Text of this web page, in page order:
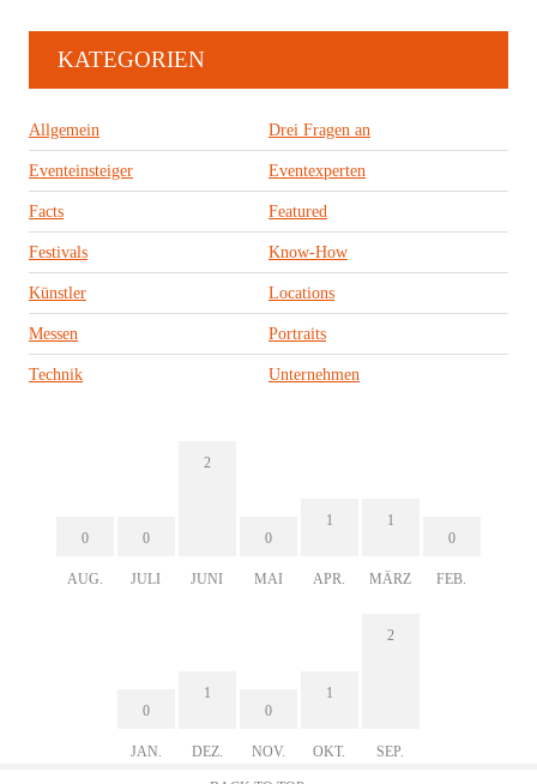
KATEGORIEN
Allgemein Drei Fragen an
Eventeinsteiger Eventexperten
Facts Featured
Festivals Know-How
Künstler Locations
Messen Portraits
Technik Unternehmen
0
AUG.
0
JULI
2
JUNI
0
MAI
1
APR.
1
MÄRZ
0
FEB.
0
JAN.
1
DEZ.
0
NOV.
1
OKT.
2
SEP.